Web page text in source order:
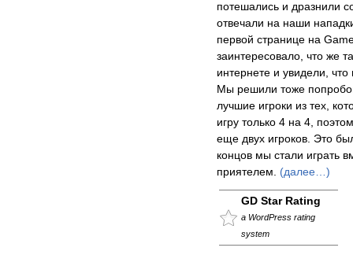
потешались и дразнили
отвечали на наши
первой странице на
заинтересовало, что же
интернете и увидели,
Мы решили тоже
лучшие игроки из тех,
игру только 4 на 4,
еще двух игроков. Это
концов мы стали играть
приятелем. (далее…)
GD Star Rating
a WordPress rating
system